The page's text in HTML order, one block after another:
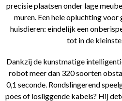
precisie plaatsen onder lage
muren. Een hele opluchting
huisdieren: eindelijk een
tot in de
Dankzij de kunstmatige
robot meer dan 320 soorten
0,1 seconde. Rondslingerend
poes of losliggende kabels? Hij